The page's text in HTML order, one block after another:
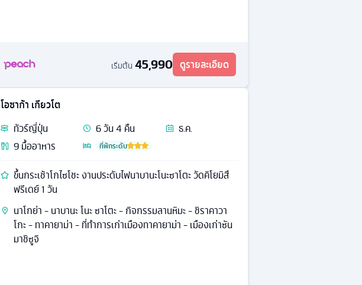
เริ่มต้น 45,990 ดูรายละเอียด
โอซาก้า เกียวโต
ทัวร์ญี่ปุ่น 6วัน4 คืน
ธ.ค.
9มื้ออาหาร ที่พักระดับ
ขึ้นกระเช้าโกไซโชะ งานประดับไฟนาบานะโนะซาโตะ วัดคิโยมิสึ
ฟรีเดย์ 1 วัน
นาโกย่า - นาบานะ โนะ ซาโตะ - กิจกรรมลานหิมะ - ชิราคาวา
โกะ - ทาคายาม่า - ที่ทำการเก่าเมืองทาคายาม่า - เมืองเก่าซัน
มาชิซูจิ